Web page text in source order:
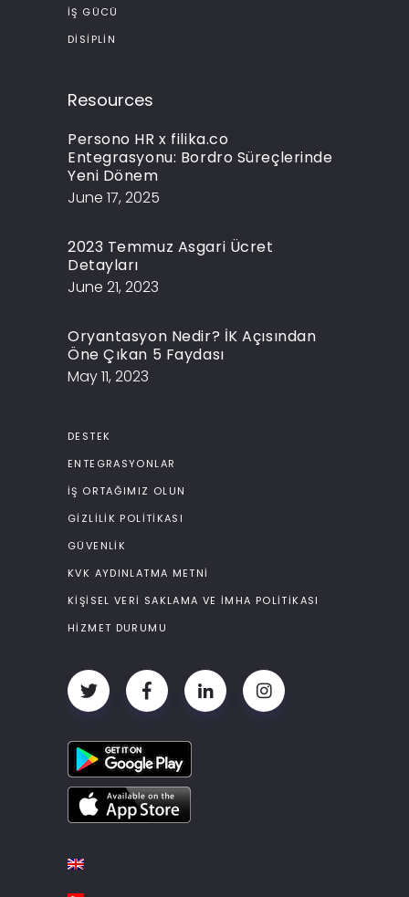
İŞ GÜCÜ
DISIPLIN
Resources
Persono HR x filika.co
Entegrasyonu: Bordro Süreçlerinde
Yeni Dönem
June 17, 2025
2023 Temmuz Asgari Ücret
Detayları
June 21, 2023
Oryantasyon Nedir? İK Açısından
Öne Çıkan 5 Faydası
May 11, 2023
DESTEK
ENTEGRASYONLAR
İŞ ORTAĞIMIZ OLUN
GIZLILIK POLITIKASI
GÜVENLIK
KVK AYDINLATMA METNI
KIŞISEL VERI SAKLAMA VE İMHA POLITIKASI
HIZMET DURUMU